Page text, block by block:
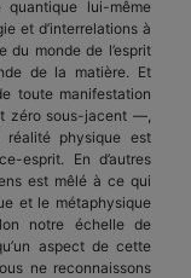
lui-même
et d’interrelations à
du monde de l’esprit
de la matière. Et
toute manifestation
zéro sous-jacent —,
physique est
esprit. En d’autres
est mêlé à ce qui
et le métaphysique
notre échelle de
aspect de cette
ne reconnaissons